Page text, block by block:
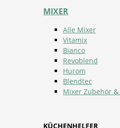
MIXER
Alle Mixer
Vitamix
Bianco
Revoblend
Hurom
Blendtec
Mixer Zubehör
KÜCHENHELFER